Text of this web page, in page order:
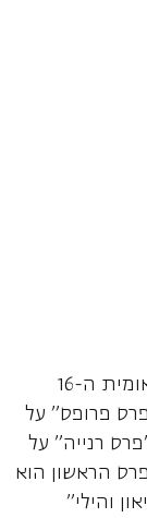
זוכה בפרס הראשון בתחרות הנבל הבינלאומית ה-16
ב"פרס פרופס" על
רנייה" על
הראשון הוא
והילי"